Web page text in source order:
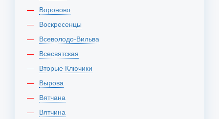
Вороново
Воскресенцы
Всеволодо-Вильва
Всесвятская
Вторые Ключики
Вырова
Вятчана
Вятчина